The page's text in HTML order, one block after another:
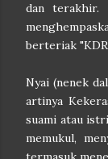
dan terakhir.
berteriak
Nyai (nenek
artinya
suami atau
memukul,